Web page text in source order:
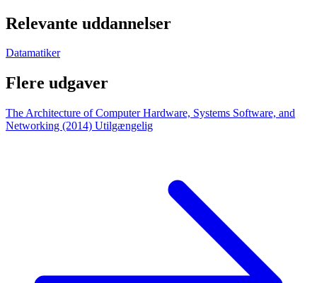
Relevante uddannelser
Datamatiker
Flere udgaver
The Architecture of Computer Hardware, Systems Software, and
Networking (2014) Utilgængelig